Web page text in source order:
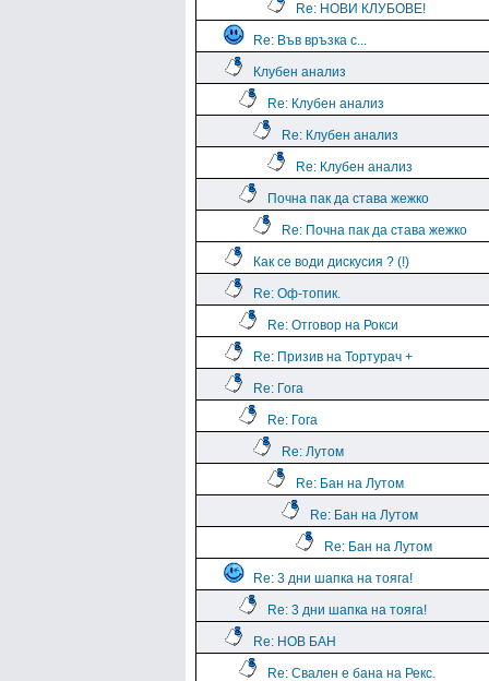
Re: НОВИ КЛУБОВЕ!
Re: Във връзка с...
Клубен анализ
Re: Клубен анализ
Re: Клубен анализ
Re: Клубен анализ
Почна пак да става жежко
Re: Почна пак да става жежко
Как се води дискусия ? (!)
Re: Оф-топик.
Re: Отговор на Рокси
Re: Призив на Тортурач +
Re: Гога
Re: Гога
Re: Лутом
Re: Бан на Лутом
Re: Бан на Лутом
Re: Бан на Лутом
Re: 3 дни шапка на тояга!
Re: 3 дни шапка на тояга!
Re: НОВ БАН
Re: Свален е бана на Рекс.